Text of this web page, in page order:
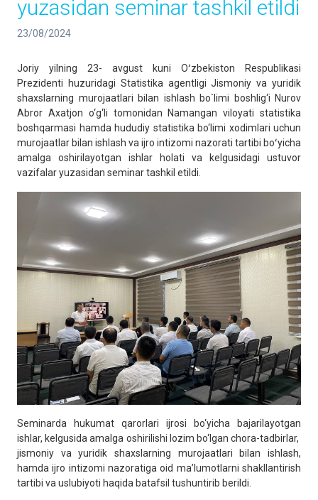
yuzasidan seminar tashkil etildi
23/08/2024
Joriy yilning 23- avgust kuni Oʻzbekiston Respublikasi
Prezidenti huzuridagi Statistika agentligi Jismoniy va yuridik
shaxslarning murojaatlari bilan ishlash bo`limi boshlig‘i Nurov
Abror Axatjon o‘g‘li tomonidan Namangan viloyati statistika
boshqarmasi hamda hududiy statistika bo‘limi xodimlari uchun
murojaatlar bilan ishlash va ijro intizomi nazorati tartibi boʻyicha
amalga oshirilayotgan ishlar holati va kelgusidagi ustuvor
vazifalar yuzasidan seminar tashkil etildi.
Seminarda hukumat qarorlari ijrosi bo‘yicha bajarilayotgan
ishlar, kelgusida amalga oshirilishi lozim bo‘lgan chora-tadbirlar,
jismoniy va yuridik shaxslarning murojaatlari bilan ishlash,
hamda ijro intizomi nazoratiga oid ma’lumotlarni shakllantirish
tartibi va uslubiyoti haqida batafsil tushuntirib berildi.